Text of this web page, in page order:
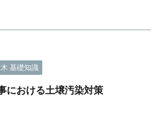
基礎知識
における土壌汚染対策